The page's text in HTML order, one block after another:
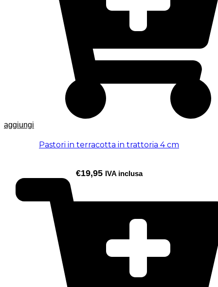
aggiungi
Pastori in terracotta in trattoria 4 cm
€19,95 IVA inclusa